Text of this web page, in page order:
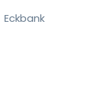
Eckbank